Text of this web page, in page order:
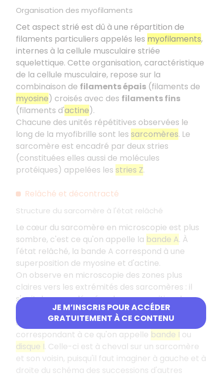
JE M’INSCRIS POUR ACCÉDER
GRATUITEMENT À CE CONTENU
Organisation des myofilaments
Cet aspect strié est dû à une répartition de
filaments particuliers appelés les myofilaments,
internes à la cellule musculaire striée
squelettique. Cette organisation, caractéristique
de la cellule musculaire, repose sur la
combinaison de filaments épais (filaments de
myosine) croisés avec des filaments fins
(filaments d'actine).
Chacune des unités répétitives observées le
long de la myofibrille sont les sarcomères. Le
sarcomère est encadré par deux stries
(constituées elles aussi de molécules
protéiques) appelées les stries Z.
Relâché et décontracté
Structure du sarcomère à l'état relâché
Le cœur du sarcomère en microscopie est plus
sombre, c'est ce qu'on appelle la bande A. À
l'état relâché, la bande A correspond à une
superposition de myosine et d'actine.
On observe en microscopie des zones plus
claires vers les extrémités des sarcomères : il
s'agit de zones dénuées de superposition de
myosine et d'actine mais composées
uniquement des filaments fins d'actine,
correspondant à ce qu'on appelle bande I ou
disque I. Celle-ci est à cheval sur un sarcomère
et son voisin, puisqu'il faut imaginer à gauche et à
droite du schéma des successions d'autres